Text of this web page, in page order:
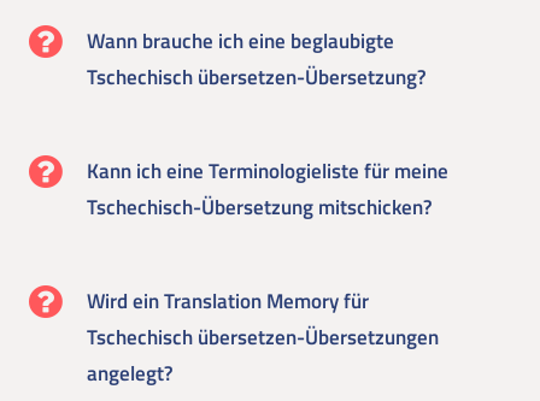
Wann brauche ich eine beglaubigte
Tschechisch übersetzen-Übersetzung?
Kann ich eine Terminologieliste für meine
Tschechisch-Übersetzung mitschicken?
Wird ein Translation Memory für
Tschechisch übersetzen-Übersetzungen
angelegt?